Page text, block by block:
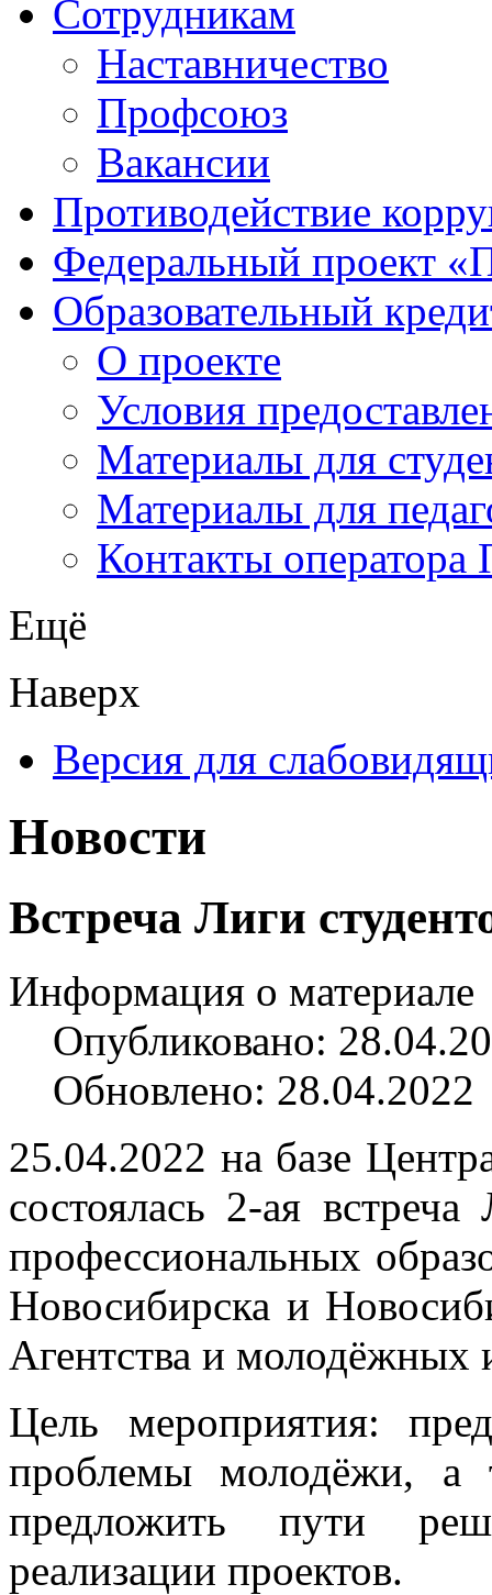
Сотрудникам
Наставничество
Профсоюз
Вакансии
Противодействие
Федеральный проект
Образовательный
О проекте
Условия
Материалы для
Материалы для
Контакты оператора
Ещё
Наверх
Версия для
Новости
Встреча Лиги
Информация о материале
Опубликовано:
Обновлено: 28.04.2022
25.04.2022 на базе
состоялась 2-ая
профессиональных
Новосибирска и
Агентства и молодёжных
Цель мероприятия:
проблемы молодёжи, а
предложить пути
реализации проектов.